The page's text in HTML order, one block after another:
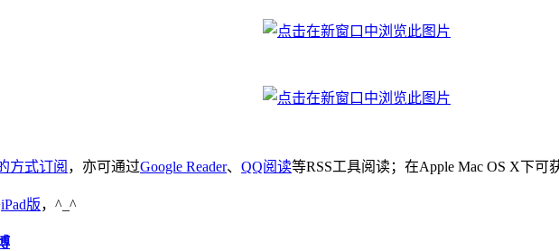
方式订阅 ，亦可通过Google Reader、 QQ阅读等RSS工具阅读；在Apple Mac OS X下可
iPad版，^_^